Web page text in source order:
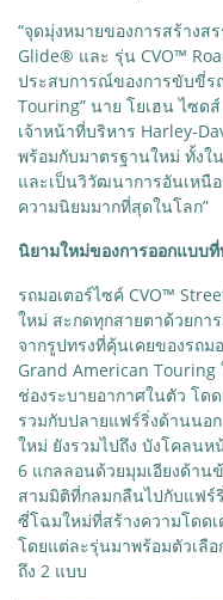
“จุดมุ่งหมายของการสร้างส
Glide® และ รุ่น CVO™
ประสบการณ์ของการขับขี่ร
Touring” นาย โยเฮน ไซ
เจ้าหน้าที่บริหาร Harley-
พร้อมกับมาตรฐานใหม่ ทั้งใ
และเป็นวิวัฒนาการอันเหนื
ความนิยมมากที่สุดในโลก”
นิยามใหม่ของการออกแบบ
รถมอเตอร์ไซค์ CVO™
ใหม่ สะกดทุกสายตาด้วยก
จากรูปทรงที่คุ้นเคยของรถม
Grand American
ช่องระบายอากาศในตัว โด
รวมกับปลายแฟร์ริ่งด้านนอ
ใหม่ ยังรวมไปถึง บังโคลน
6 แกลลอนด้วยมุมเอียงด้าน
สามมิติที่กลมกลืนไปกับแฟร์
ซี่โฉมใหม่ที่สร้างความโดด
โดยแต่ละรุ่นมาพร้อมตัวเลื
ถึง 2 แบบ